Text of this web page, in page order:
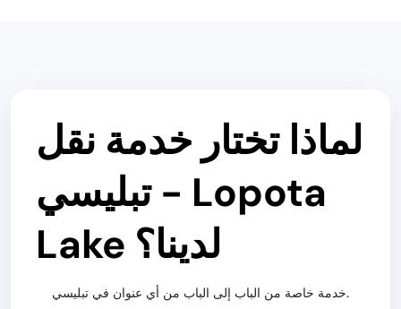
لماذا تختار خدمة نقل
تبليسي - Lopota
Lake لدينا؟
خدمة خاصة من الباب إلى الباب من أي عنوان في تبليسي.